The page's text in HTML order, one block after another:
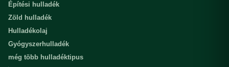
Építési hulladék
Zöld hulladék
Hulladékolaj
Gyógyszerhulladék
még több hulladéktipus